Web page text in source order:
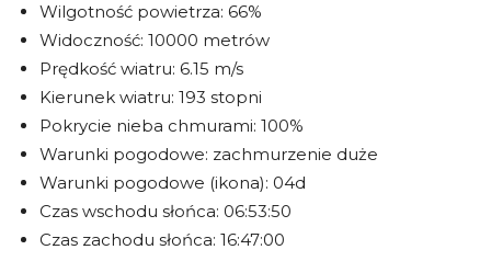
Wilgotność powietrza: 66%
Widoczność: 10000 metrów
Prędkość wiatru: 6.15 m/s
Kierunek wiatru: 193 stopni
Pokrycie nieba chmurami: 100%
Warunki pogodowe: zachmurzenie duże
Warunki pogodowe (ikona): 04d
Czas wschodu słońca: 06:53:50
Czas zachodu słońca: 16:47:00